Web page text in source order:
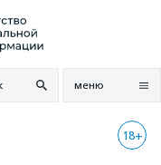
меню
18+